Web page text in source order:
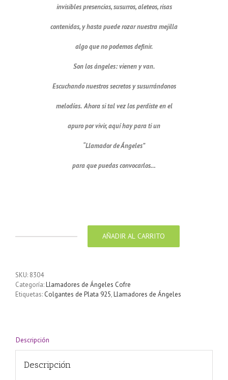
invisibles presencias, susurros, aleteos, risas
contenidas, y hasta puede rozar nuestra mejilla
algo que no podemos definir.
Son los ángeles: vienen y van.
Escuchando nuestros secretos y susurrándonos
melodías. Ahora si tal vez los perdiste en el
apuro por vivir, aquí hay para ti un
“Llamador de Ángeles”
para que puedas convocarlos…
plata
de
AÑADIR AL CARRITO
SKU: 8304
Categoría:Llamadores de Ángeles Cofre
Etiquetas: Colgantes de Plata 925,Llamadores de Ángeles
Descripción
Descripción